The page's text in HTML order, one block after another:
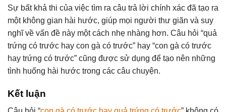
Sự bất khả thi của việc tìm ra câu trả lời chính xác đã tạo ra
một không gian hài hước, giúp mọi người thư giãn và suy
nghĩ về vấn đề này một cách nhẹ nhàng hơn. Câu hỏi “quả
trứng có trước hay con gà có trước” hay “con gà có trước
hay trứng có trước” cũng được sử dụng để tạo nên những
tình huống hài hước trong các câu chuyện.
Kết luận